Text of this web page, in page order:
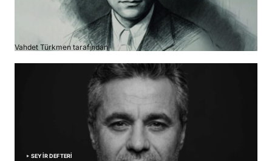
Franz Kafka
Vahdet Türkmen tarafından 06/07/2026
SEYIR DEFTERI